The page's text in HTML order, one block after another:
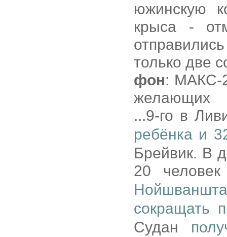
южинскую
крыса -
только две
фон: МАКС-
желающих
...9-го в
ребёнка и
Брейвик. В
20
сокращать
Судан